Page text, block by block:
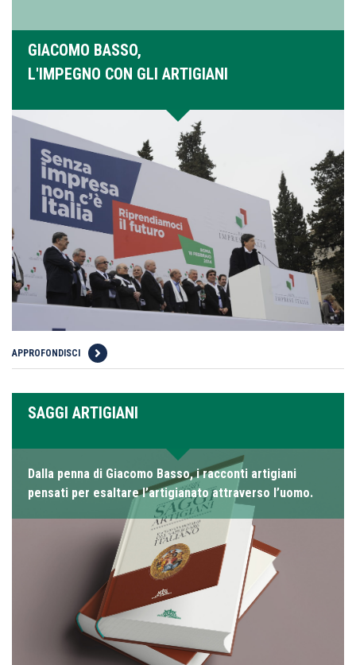
GIACOMO BASSO,
L'IMPEGNO CON GLI ARTIGIANI
APPROFONDISCI
SAGGI ARTIGIANI
Dalla penna di Giacomo Basso, i racconti artigiani
pensati per esaltare l’artigianato attraverso l’uomo.